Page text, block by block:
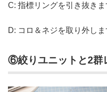
C: 指標リングを引き抜きま
D: コロ＆ネジを取り外しま
⑥絞りユニットと2群